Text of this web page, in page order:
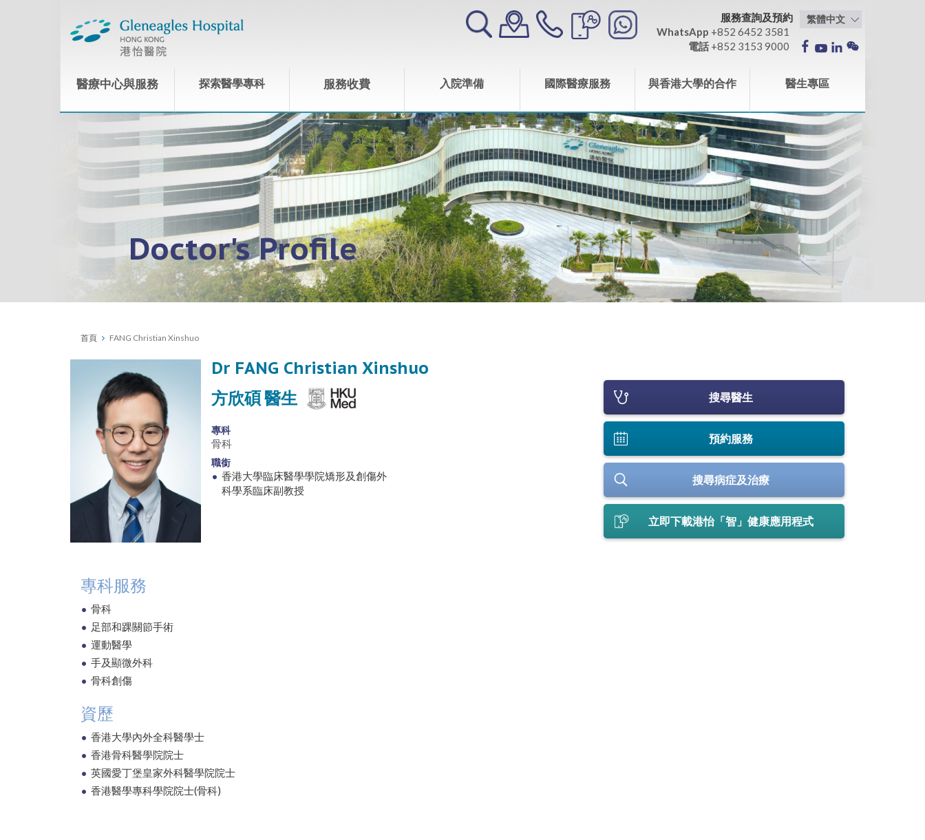
服務查詢及預約
WhatsApp +852 6452 3581
電話 +852 3153 9000
醫療中心與服務 探索醫學專科 服務收費 入院準備 國際醫療服務 與香港大學的合作 醫生專區
Doctor's Profile
首頁 FANG Christian Xinshuo
Dr FANG Christian Xinshuo
方欣碩 醫生
專科
骨科
職銜
香港大學臨床醫學學院矯形及創傷外
科學系臨床副教授
專科服務
骨科
足部和踝關節手術
運動醫學
手及顯微外科
骨科創傷
資歷
香港大學內外全科醫學士
香港骨科醫學院院士
英國愛丁堡皇家外科醫學院院士
香港醫學專科學院院士(骨科)
搜尋醫生
預約服務
搜尋病症及治療
立即下載港怡「智」健康應用程式